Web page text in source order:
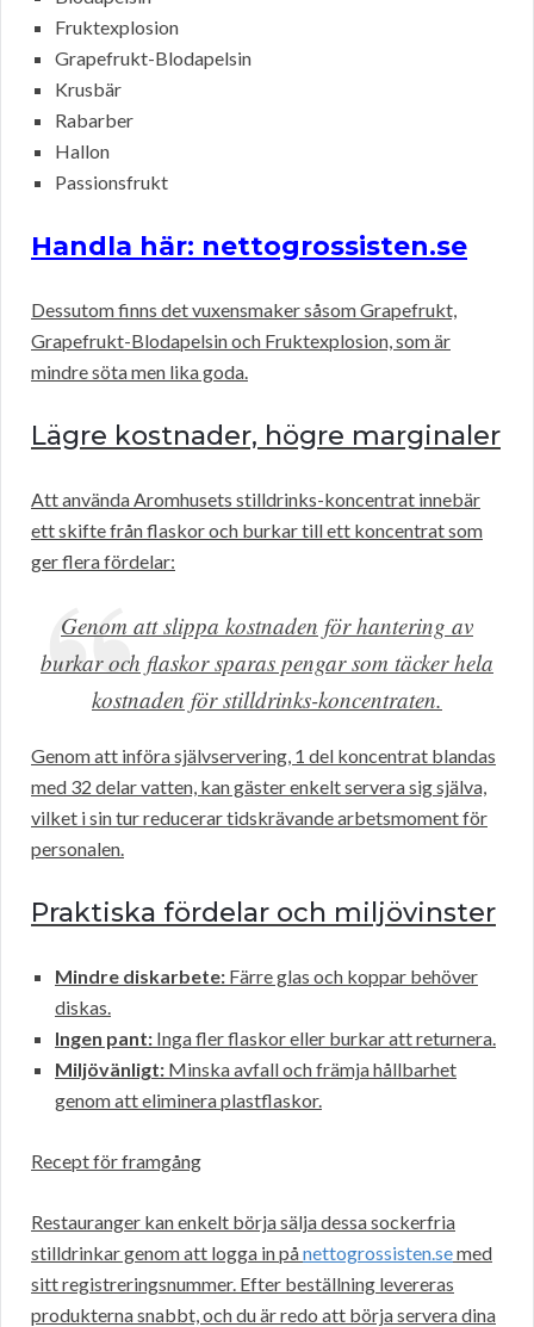
Fruktexplosion
Grapefrukt-Blodapelsin
Krusbär
Rabarber
Hallon
Passionsfrukt
Handla här: nettogrossisten.se
Dessutom finns det vuxensmaker såsom Grapefrukt,
Grapefrukt-Blodapelsin och Fruktexplosion, som är
mindre söta men lika goda.
Lägre kostnader, högre marginaler
Att använda Aromhusets stilldrinks-koncentrat innebär
ett skifte från flaskor och burkar till ett koncentrat som
ger flera fördelar:
Genom att slippa kostnaden för hantering av
burkar och flaskor sparas pengar som täcker hela
kostnaden för stilldrinks-koncentraten.
Genom att införa självservering, 1 del koncentrat blandas
med 32 delar vatten, kan gäster enkelt servera sig själva,
vilket i sin tur reducerar tidskrävande arbetsmoment för
personalen.
Praktiska fördelar och miljövinster
Mindre diskarbete: Färre glas och koppar behöver
diskas.
Ingen pant: Inga fler flaskor eller burkar att returnera.
Miljövänligt: Minska avfall och främja hållbarhet
genom att eliminera plastflaskor.
Recept för framgång
Restauranger kan enkelt börja sälja dessa sockerfria
stilldrinkar genom att logga in pånettogrossisten.semed
sitt registreringsnummer. Efter beställning levereras
produkterna snabbt, och du är redo att börja servera dina